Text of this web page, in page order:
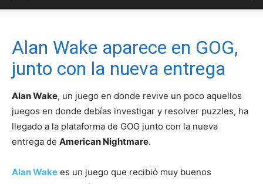
Curiosas
del
Alan Wake aparece en GOG,
junto con la nueva entrega
Alan Wake, un juego en donde revive un poco aquellos
juegos en donde debías investigar y resolver puzzles, ha
llegado a la plataforma de GOG junto con la nueva
entrega de American Nightmare.
Alan Wake es un juego que recibió muy buenos